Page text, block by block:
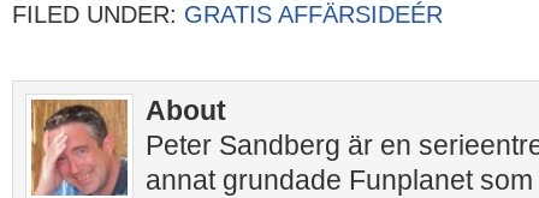
FILED UNDER: GRATIS AFFÄRSIDEÉR
About
Peter Sandberg är en
annat grundade Funplanet